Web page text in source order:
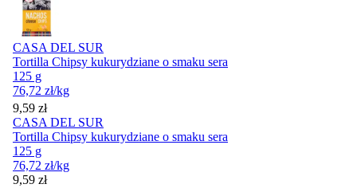
CASA DEL SUR
Tortilla Chipsy kukurydziane o smaku sera
125 g
76,72 zł/kg
Cena
9,59 zł
CASA DEL SUR
Tortilla Chipsy kukurydziane o smaku sera
125 g
76,72 zł/kg
Cena
9,59 zł